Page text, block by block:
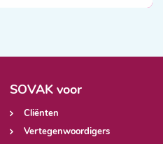
SOVAK voor
Cliënten
Vertegenwoordigers